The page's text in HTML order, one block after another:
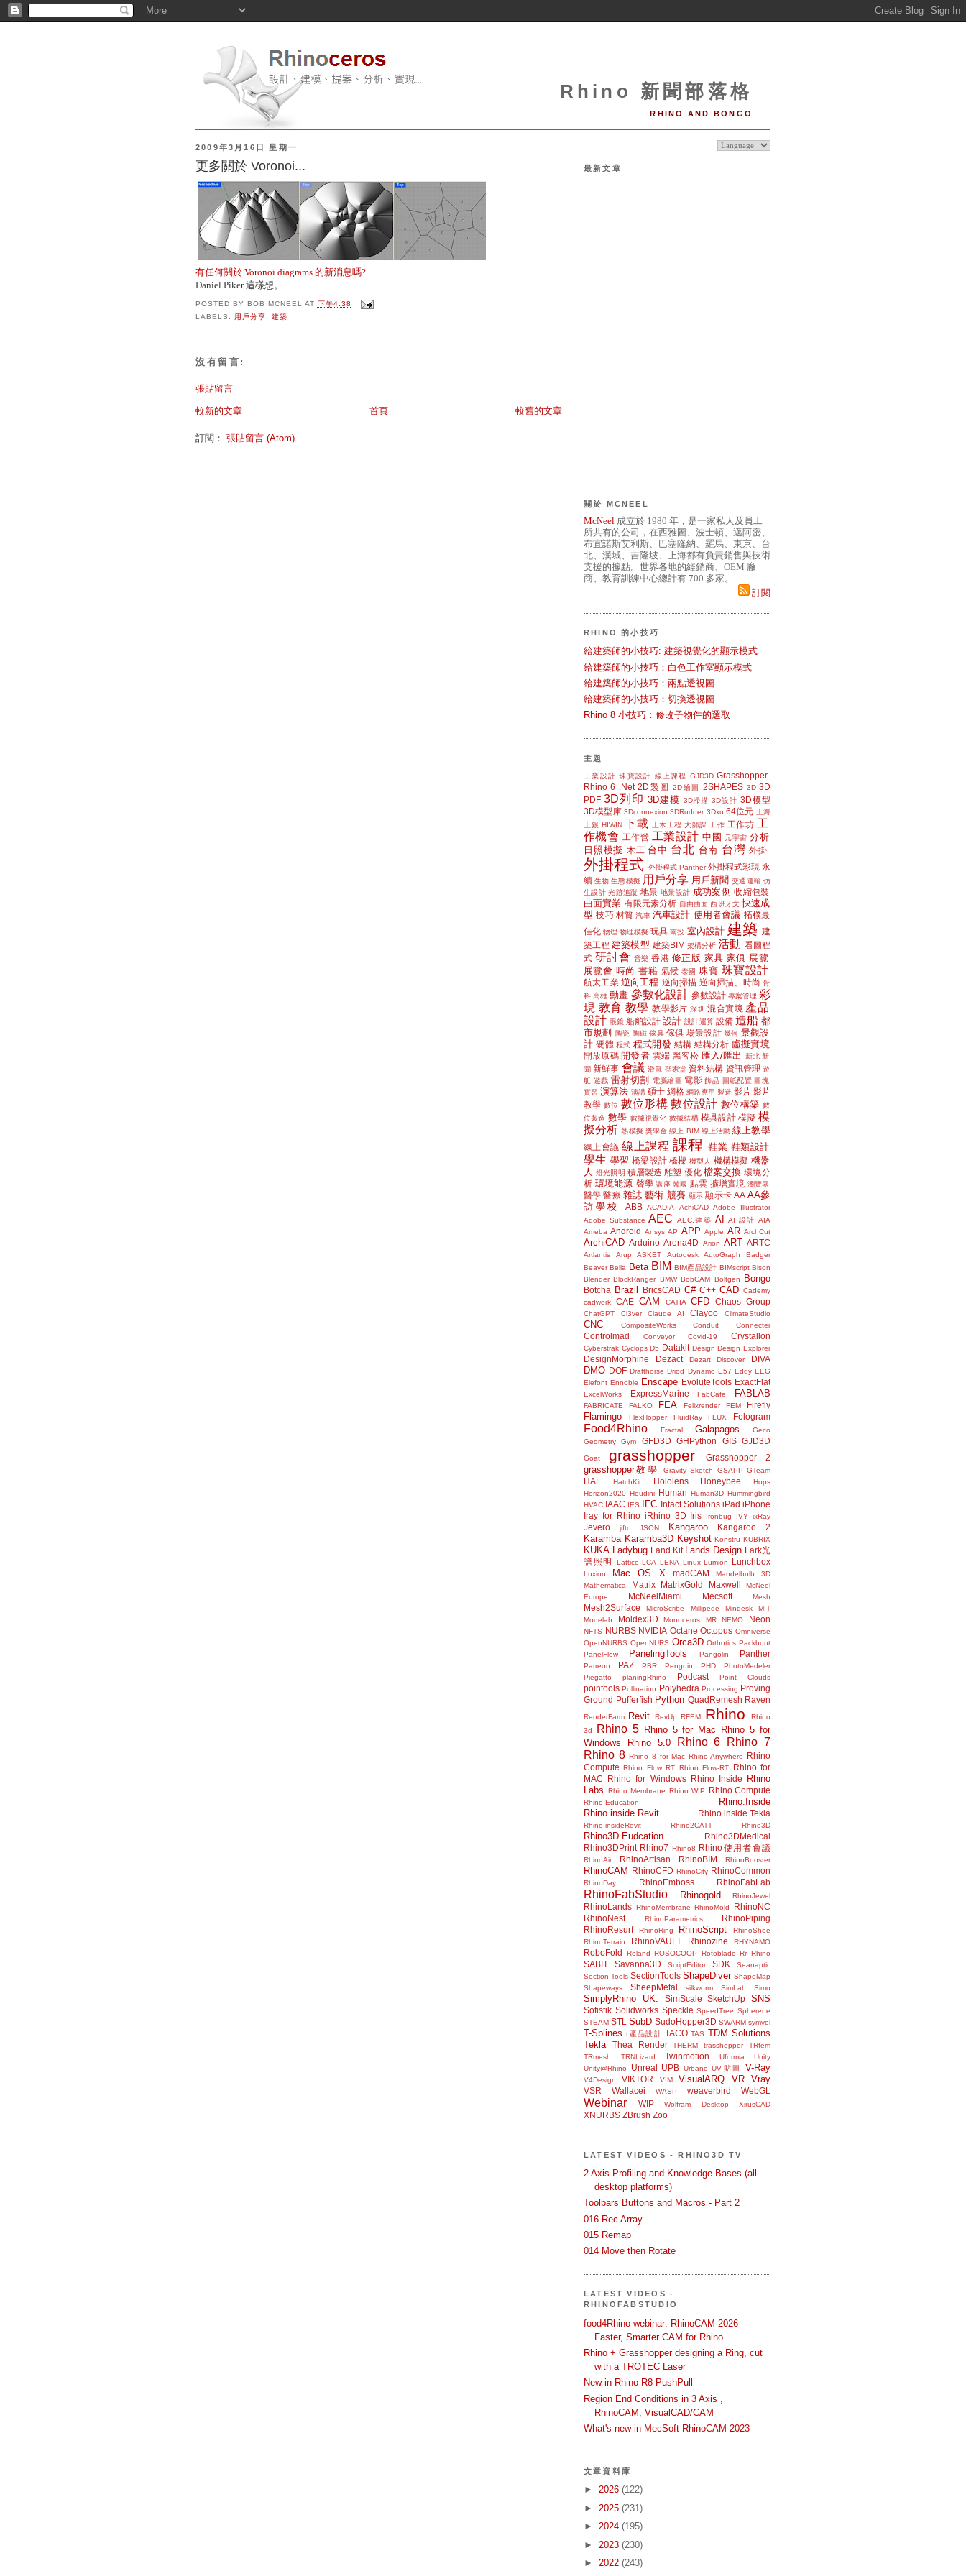
Rhino 新聞部落格
RHINO AND BONGO
2009年3月16日 星期一
更多關於 Voronoi...
有任何關於 Voronoi diagrams 的新消息嗎?
Daniel Piker 這樣想。
POSTED BY BOB MCNEEL AT 下午4:38
LABELS: 用戶分享, 建築
沒有留言:
張貼留言
較新的文章 較舊的文章
首頁
訂閱： 張貼留言 (Atom)
最新文章
關於 MCNEEL
McNeel 成立於 1980 年，是一家私人及員工
所共有的公司，在西雅圖、波士頓、邁阿密、
布宜諾斯艾利斯、巴塞隆納、羅馬、東京、台
北、漢城、吉隆坡、上海都有負責銷售與技術
支援的據點。世界各地的經銷商、OEM 廠
商、教育訓練中心總計有 700 多家。
訂閱
RHINO 的小技巧
給建築師的小技巧: 建築視覺化的顯示模式
給建築師的小技巧：白色工作室顯示模式
給建築師的小技巧：兩點透視圖
給建築師的小技巧：切換透視圖
Rhino 8 小技巧：修改子物件的選取
主題
工業設計 珠寶設計 線上課程 GJD3D Grasshopper
Rhino 6
.Net 2D製圖 2D繪圖 2SHAPES 3D 3D
PDF 3D列印 3D建模 3D掃描 3D設計 3D模型
3D模型庫 3Dconnexion 3DRudder 3Dxu 64位元
上海
上銀 HIWIN 下載 土木工程 大師課 工作 工作坊 工
作機會 工作營 工業設計 中國 元宇宙 分析
日照模擬
木工 台中 台北 台南 台灣 外掛
外掛程式 外掛程式 Panther 外掛程式彩現 永
續 生物 生態模擬 用戶分享 用戶新聞 交通運輸 仿
生設計 光跡追蹤 地景 地景設計 成功案例 收縮包裝
曲面實業 有限元素分析 自由曲面 西班牙文 快速成
型 技巧 材質 汽車 汽車設計 使用者會議 拓樸最
佳化 物理 物理模擬 玩具 南投 室內設計 建築 建
築工程 建築模型 建築BIM 架構分析 活動 看圖程
式 研討會 音樂 香港 修正版 家具 家俱 展覽
展覽會 時尚 書籍 氣候 泰國 珠寶 珠寶設計
航太工業 逆向工程 逆向掃描 逆向掃描、時尚 骨
科 高雄 動畫 參數化設計 參數設計 專案管理 彩
現 教育 教學 教學影片 深圳 混合實境 產品
設計 眼鏡 船舶設計 設計 設計運算 設備 造船 都
市規劃
陶瓷 陶磁 傢具 傢俱 場景設計 幾何 景觀設
計 硬體 程式 程式開發 結構 結構分析 虛擬實境
開放原碼 開發者 雲端 黑客松 匯入/匯出 新北 新
聞 新鮮事 會議 滑鼠 聖家堂 資料結構 資訊管理 遊
艇 遊戲 雷射切割 電腦繪圖 電影 飾品 圖紙配置 圖塊
實習 演算法 演講 碩士 網格 網路應用 製造 影片 影片
教學 數位 數位形構 數位設計 數位構築 數
位製造 數學 數據視覺化 數據結構 模具設計 模擬 模
擬分析 熱模擬 獎學金 線上 BIM 線上活動 線上教學
線上會議 線上課程 課程 鞋業 鞋類設計
學生 學習 橋梁設計 橋樑 機型人 機構模擬 機器
人
燈光照明 積層製造 雕塑 優化 檔案交換 環境分
析 環境能源 聲學 講座 韓國 點雲 擴增實境 瀏覽器
醫學 醫療 雜誌 藝術 競賽 顯示 顯示卡 AA AA參
訪學校
ABB ACADIA AchiCAD
Adobe Illustrator
Adobe Substance AEC AEC.建築 AI AI 設計 AIA
Ameba Android Ansys AP APP Apple AR ArchCut
ArchiCAD Arduino Arena4D Arion ART ARTC
Artlantis Arup ASKET Autodesk AutoGraph
Badger
Beaver Bella Beta BIM BIM產品設計 BIMscript Bison
Blender BlockRanger BMW BobCAM Boltgen Bongo
Botcha Brazil BricsCAD C# C++ CAD Cademy
cadwork
CAE CAM CATIA CFD Chaos Group
ChatGPT Cl3ver Claude AI Clayoo ClimateStudio
CNC CompositeWorks Conduit Connecter
Controlmad Conveyor Covid-19 Crystallon
Cyberstrak Cyclops D5 Datakit Design Design Explorer
DesignMorphine Dezact Dezart Discover DIVA
DMO DOF Drafthorse Driod Dynamo E57 Eddy EEG
Elefont Ennoble Enscape EvoluteTools ExactFlat
ExcelWorks ExpressMarine FabCafe FABLAB
FABRICATE FALKO FEA Felixrender FEM Firefly
Flamingo FlexHopper FluidRay FLUX Fologram
Food4Rhino Fractal Galapagos
Geco
Geometry Gym
GFD3D GHPython GIS GJD3D
Goat grasshopper Grasshopper 2
grasshopper教學 Gravity Sketch GSAPP GTeam
HAL HatchKit Hololens Honeybee
Hops
Horizon2020 Houdini Human Human3D Hummingbird
HVAC IAAC IES IFC Intact Solutions iPad iPhone
Iray for Rhino iRhino 3D Iris Ironbug IVY ixRay
Jevero jifto JSON Kangaroo Kangaroo 2
Karamba Karamba3D Keyshot Konstru KUBRIX
KUKA Ladybug Land Kit Lands Design Lark光
譜照明
Lattice LCA LENA Linux Lumion Lunchbox
Luxion Mac OS X madCAM
Mandelbulb 3D
Mathematica
Matrix MatrixGold Maxwell
McNeel
Europe
McNeelMiami Mecsoft Mesh
Mesh2Surface MicroScribe Millipede Mindesk
MIT
Modelab
Moldex3D Monoceros MR NEMO Neon
NFTS NURBS NVIDIA Octane Octopus Omniverse
OpenNURBS OpenNURS Orca3D Orthotics Packhunt
PanelFlow
PanelingTools Pangolin Panther
Patreon PAZ PBR Penguin PHD
PhotoMedeler
Piegatto
planingRhino Podcast Point Clouds
pointools Pollination Polyhedra Processing Proving
Ground Pufferfish Python QuadRemesh Raven
RenderFarm Revit RevUp RFEM Rhino
Rhino
3d
Rhino 5 Rhino 5 for Mac
Rhino 5 for
Windows
Rhino 5.0 Rhino 6
Rhino 7
Rhino 8 Rhino 8 for Mac Rhino Anywhere
Rhino
Compute Rhino Flow RT Rhino Flow-RT
Rhino for
MAC
Rhino for Windows Rhino Inside
Rhino
Labs
Rhino Membrane Rhino WIP Rhino.Compute
Rhino.Education
Rhino.Inside
Rhino.inside.Revit
Rhino.inside.Tekla
Rhino.insideRevit Rhino2CATT Rhino3D
Rhino3D.Eudcation
Rhino3DMedical
Rhino3DPrint Rhino7 Rhino8 Rhino使用者會議
RhinoAir RhinoArtisan RhinoBIM RhinoBooster
RhinoCAM RhinoCFD RhinoCity RhinoCommon
RhinoDay RhinoEmboss RhinoFabLab
RhinoFabStudio Rhinogold RhinoJewel
RhinoLands RhinoMembrane RhinoMold
RhinoNC
RhinoNest
RhinoParametrics
RhinoPiping
RhinoResurf
RhinoRing RhinoScript
RhinoShoe
RhinoTerrain
RhinoVAULT Rhinozine RHYNAMO
RoboFold Roland ROSOCOOP Rotoblade Rr Rhino
SABIT Savanna3D ScriptEditor SDK
Seanaptic
Section Tools SectionTools ShapeDiver ShapeMap
Shapeways
SheepMetal silkworm SimLab Simo
SimplyRhino UK. SimScale SketchUp SNS
Sofistik Solidworks Speckle SpeedTree Spherene
STEAM STL SubD SudoHopper3D SWARM symvol
T-Splines t產品設計 TACO TAS TDM Solutions
Tekla
Thea Render THERM trasshopper
TRfem
TRmesh
TRNLizard Twinmotion Uformia
Unity
Unity@Rhino
Unreal UPB Urbano UV貼圖 V-Ray
V4Design VIKTOR VIM VisualARQ VR Vray
VSR Wallacei WASP weaverbird WebGL
Webinar WIP Wolfram Desktop XirusCAD
XNURBS ZBrush Zoo
LATEST VIDEOS - RHINO3D TV
2 Axis Profiling and Knowledge Bases (all
desktop platforms)
Toolbars Buttons and Macros - Part 2
016 Rec Array
015 Remap
014 Move then Rotate
LATEST VIDEOS -
RHINOFABSTUDIO
food4Rhino webinar: RhinoCAM 2026 -
Faster, Smarter CAM for Rhino
Rhino + Grasshopper designing a Ring, cut
with a TROTEC Laser
New in Rhino R8 PushPull
Region End Conditions in 3 Axis ,
RhinoCAM, VisualCAD/CAM
What's new in MecSoft RhinoCAM 2023
文章資料庫
► 2026 (122)
► 2025 (231)
► 2024 (195)
► 2023 (230)
► 2022 (243)